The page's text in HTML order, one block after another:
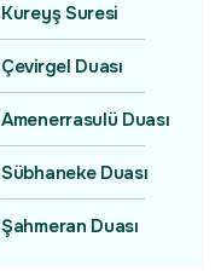
Kureyş Suresi
Çevirgel Duası
Amenerrasulü Duası
Sübhaneke Duası
Şahmeran Duası